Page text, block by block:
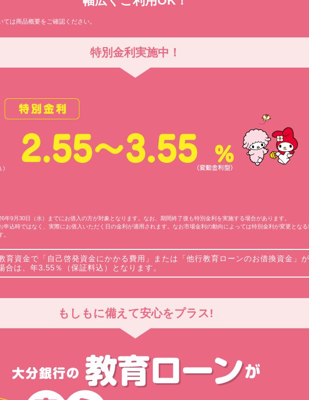
は商品概要をご確認ください。
特別金利実施中！
年9月30日（水）までにお借入の方が対象となります。なお、期間終了後も特別金利を実施する場合があります。
込時ではなく、実際にお借入いただく日の金利が適用されます。なお市場金利の動向によっては特別金利が変更となる
。
育資金で「自己啓発資金にかかる費用」または「他行教育ローンのお借換資金」が
合は、年3.55％（保証料込）となります。
もしもに備えて安心をプラス!